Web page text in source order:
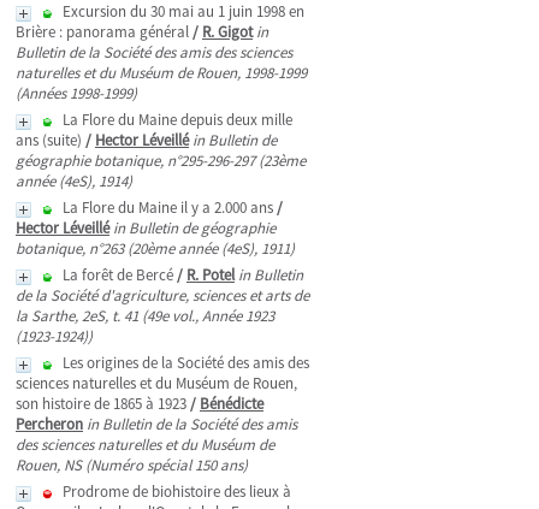
Excursion du 30 mai au 1 juin 1998 en
Brière : panorama général/ R. Gigot in
Bulletin de la Société des amis des sciences
naturelles et du Muséum de Rouen, 1998-1999
(Années 1998-1999)
La Flore du Maine depuis deux mille
ans (suite) / Hector Léveillé in Bulletin de
géographie botanique, n°295-296-297 (23ème
année (4eS), 1914)
La Flore du Maine il y a 2.000 ans/
Hector Léveillé in Bulletin de géographie
botanique, n°263 (20ème année (4eS), 1911)
La forêt de Bercé/ R. Potel in Bulletin
de la Société d'agriculture, sciences et arts de
la Sarthe, 2eS, t. 41 (49e vol., Année 1923
(1923-1924))
Les origines de la Société des amis des
sciences naturelles et du Muséum de Rouen,
son histoire de 1865 à 1923/ Bénédicte
Percheron in Bulletin de la Société des amis
des sciences naturelles et du Muséum de
Rouen, NS (Numéro spécial 150 ans)
Prodrome de biohistoire des lieux à